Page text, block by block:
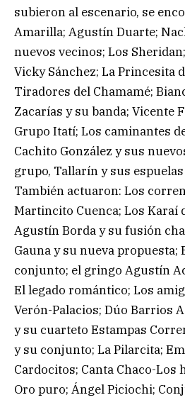
subieron al escenario, se
Amarilla; Agustín Duarte;
nuevos vecinos; Los
Vicky Sánchez; La Princesita
Tiradores del Chamamé;
Zacarías y su banda; Vicente
Grupo Itatí; Los caminantes
Cachito González y sus
grupo, Tallarín y sus
También actuaron: Los
Martincito Cuenca; Los Karaí
Agustín Borda y su fusión
Gauna y su nueva propuesta;
conjunto; el gringo Agustín
El legado romántico; Los
Verón-Palacios; Dúo Barrios
y su cuarteto Estampas
y su conjunto; La Pilarcita;
Cardocitos; Canta Chaco-Los
Oro puro; Ángel Piciochi;